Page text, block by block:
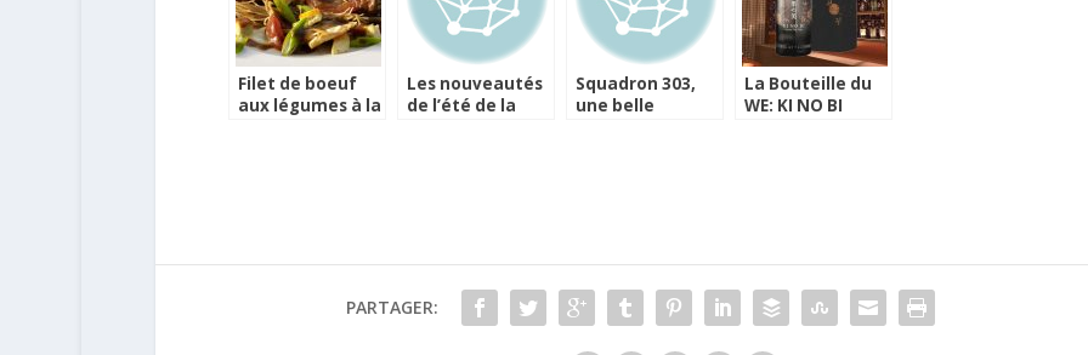
Filet de boeuf
aux légumes à la
Les nouveautés
de l’été de la
Squadron 303,
une belle
La Bouteille du
WE: KI NO BI
PARTAGER: